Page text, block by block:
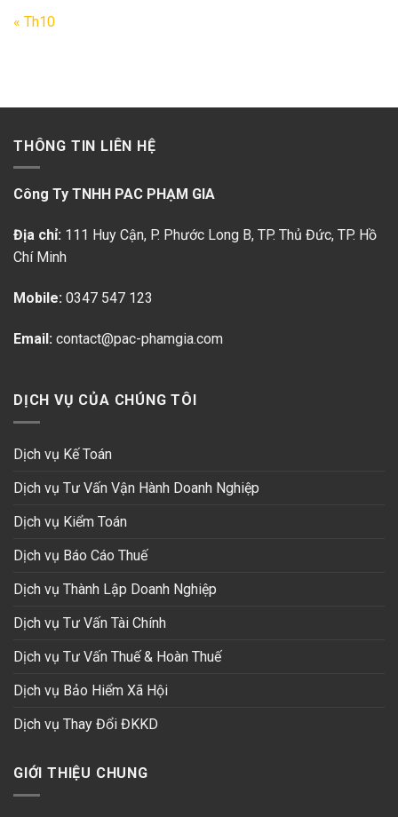
« Th10
THÔNG TIN LIÊN HỆ
Công Ty TNHH PAC PHẠM GIA
Địa chỉ: 111 Huy Cận, P. Phước Long B, TP. Thủ Đức, TP. Hồ
Chí Minh
Mobile: 0347 547 123
Email: contact@pac-phamgia.com
DỊCH VỤ CỦA CHÚNG TÔI
Dịch vụ Kế Toán
Dịch vụ Tư Vấn Vận Hành Doanh Nghiệp
Dịch vụ Kiểm Toán
Dịch vụ Báo Cáo Thuế
Dịch vụ Thành Lập Doanh Nghiệp
Dịch vụ Tư Vấn Tài Chính
Dịch vụ Tư Vấn Thuế & Hoàn Thuế
Dịch vụ Bảo Hiểm Xã Hội
Dịch vụ Thay Đổi ĐKKD
GIỚI THIỆU CHUNG